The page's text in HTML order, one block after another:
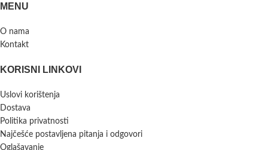
MENU
O nama
Kontakt
KORISNI LINKOVI
Uslovi korištenja
Dostava
Politika privatnosti
Najčešće postavljena pitanja i odgovori
Oglašavanje